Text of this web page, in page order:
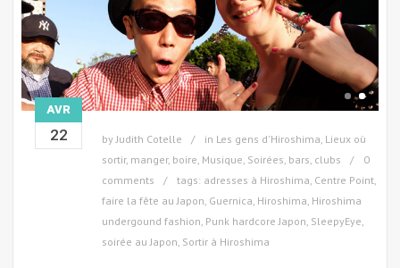
AVR
22 by Judith Cotelle in Les gens d'Hiroshima Lieux où
sortir, manger, boire Musique Soirées, bars, clubs
0
comments
tags: adresses à Hiroshima Centre Point
faire la fête au Japon Guernica Hiroshima Hiroshima
undergound fashion Punk hardcore Japon SleepyEye
soirée au Japon Sortir à Hiroshima